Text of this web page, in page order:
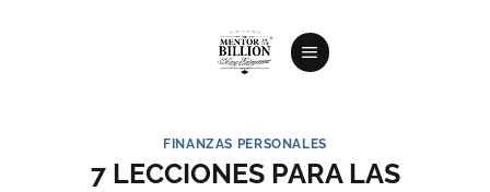
FINANZAS PERSONALES
7 LECCIONES PARA LAS